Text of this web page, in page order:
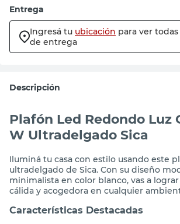
Entrega
Ingresá tu ubicación para ver
de entrega
Descripción
Plafón Led Redondo Luz
W Ultradelgado Sica
Iluminá tu casa con estilo usando este
ultradelgado de Sica. Con su diseño
minimalista en color blanco, vas a
cálida y acogedora en cualquier
Características Destacadas